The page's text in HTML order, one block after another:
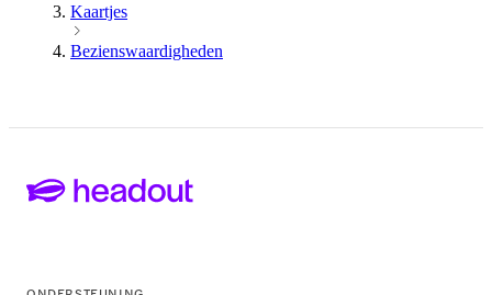
Kaartjes
Bezienswaardigheden